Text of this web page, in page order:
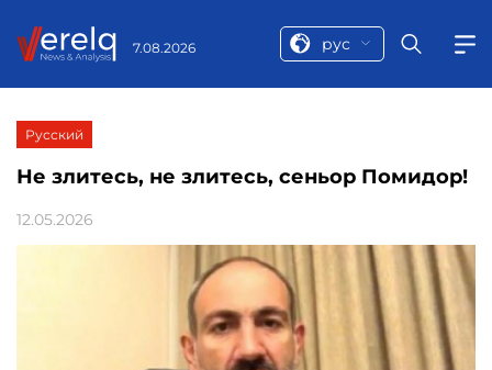
7.08.2026 рус
Русский
Не злитесь, не злитесь, сеньор Помидор!
12.05.2026